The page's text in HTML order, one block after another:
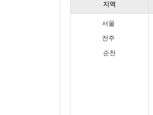
지역
서울
전주
순천